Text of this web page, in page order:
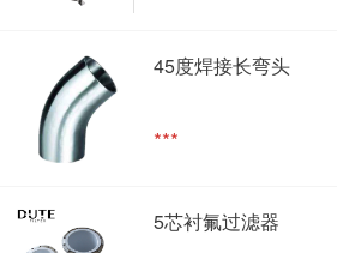
45度焊接长弯头
***
5芯衬氟过滤器